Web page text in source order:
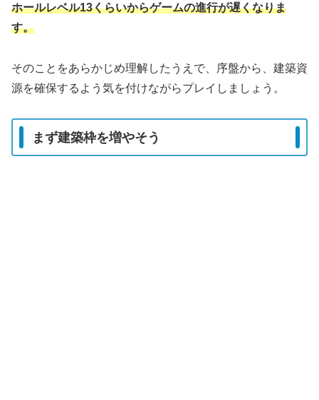
ホールレベル13くらいからゲームの進行が遅くなりま
す。
そのことをあらかじめ理解したうえで、序盤から、建築資
源を確保するよう気を付けながらプレイしましょう。
まず建築枠を増やそう